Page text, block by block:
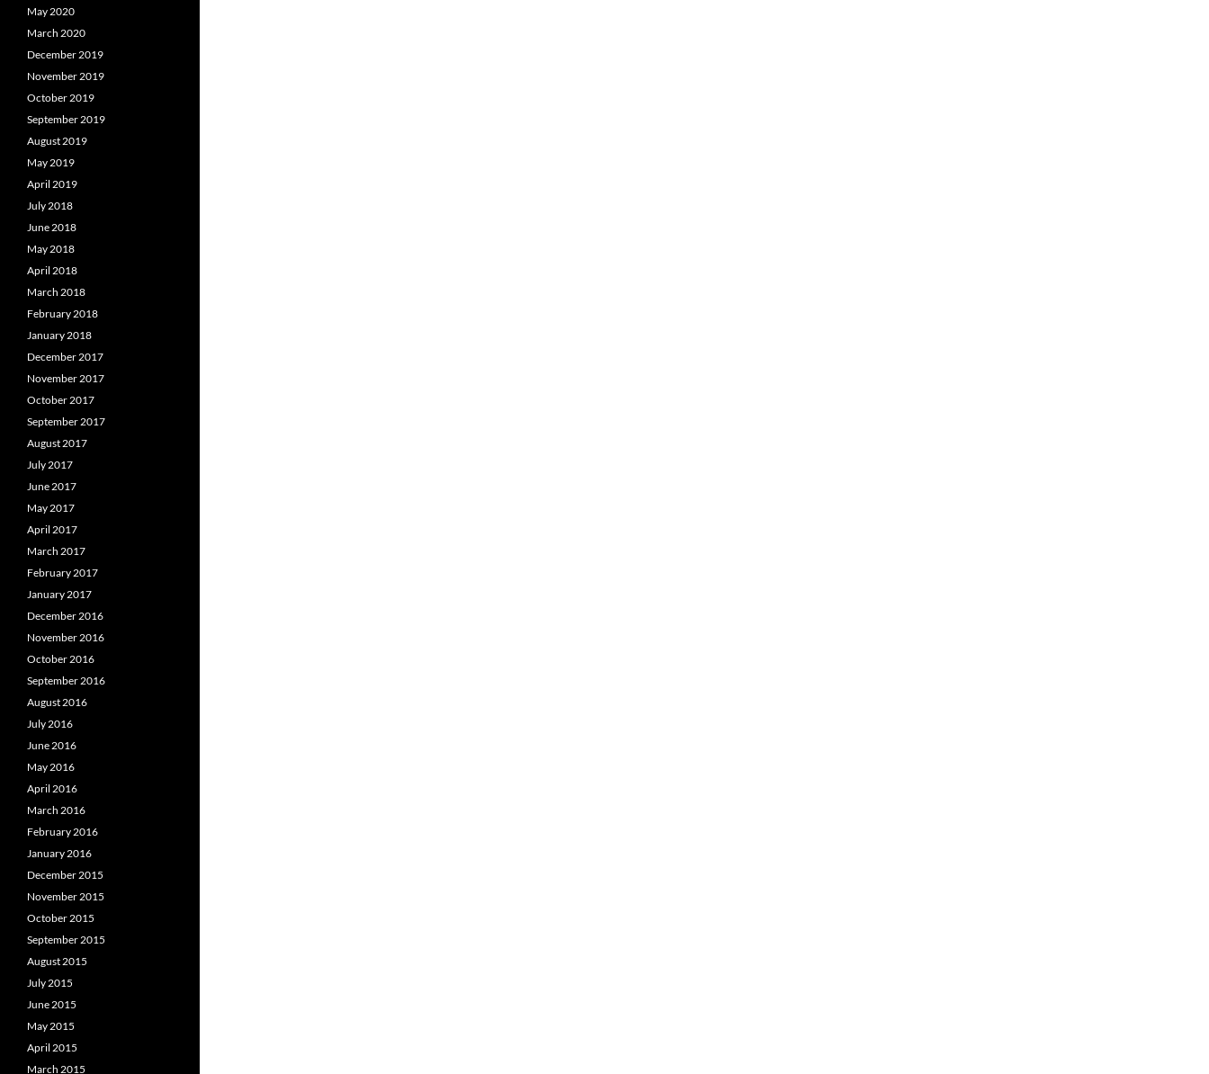
May 2020
March 2020
December 2019
November 2019
October 2019
September 2019
August 2019
May 2019
April 2019
July 2018
June 2018
May 2018
April 2018
March 2018
February 2018
January 2018
December 2017
November 2017
October 2017
September 2017
August 2017
July 2017
June 2017
May 2017
April 2017
March 2017
February 2017
January 2017
December 2016
November 2016
October 2016
September 2016
August 2016
July 2016
June 2016
May 2016
April 2016
March 2016
February 2016
January 2016
December 2015
November 2015
October 2015
September 2015
August 2015
July 2015
June 2015
May 2015
April 2015
March 2015